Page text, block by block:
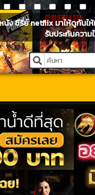
นัง ซีรี่ย์ netflix มาให้ดูกัน
รับประกันควา